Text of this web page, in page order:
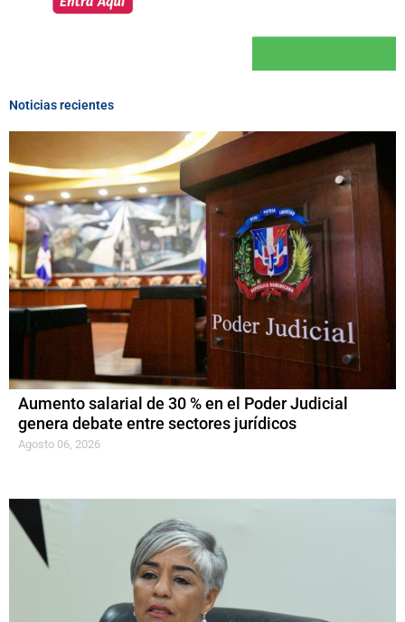
Noticias recientes
Aumento salarial de 30 % en el Poder Judicial
genera debate entre sectores jurídicos
Agosto 06, 2026